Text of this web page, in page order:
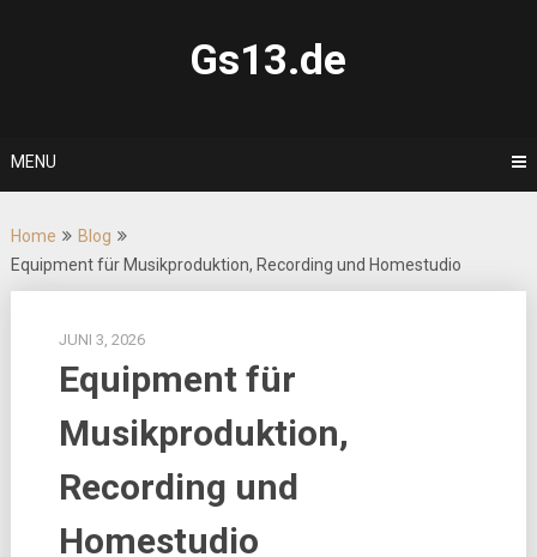
Gs13.de
MENU
Home
Blog
Equipment für Musikproduktion, Recording und Homestudio
JUNI 3, 2026
Equipment für
Musikproduktion,
Recording und
Homestudio